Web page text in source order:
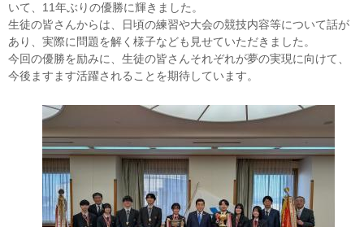
いて、11年ぶりの優勝に輝きました。
生徒の皆さんからは、日頃の練習や大会の競技内容等について話が
あり、実際に問題を解く様子なども見せていただきました。
今回の優勝を励みに、生徒の皆さんそれぞれが夢の実現に向けて、
今後ますます活躍されることを期待しています。